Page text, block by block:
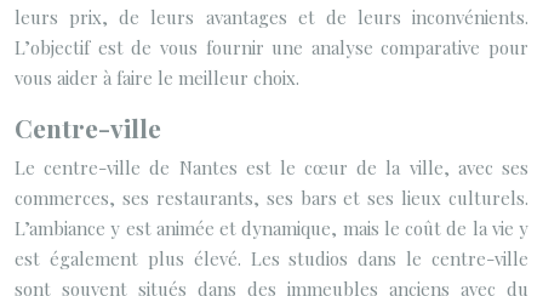
leurs prix, de leurs avantages et de leurs inconvénients.
L’objectif est de vous fournir une analyse comparative pour
vous aider à faire le meilleur choix.
Centre-ville
Le centre-ville de Nantes est le cœur de la ville, avec ses
commerces, ses restaurants, ses bars et ses lieux culturels.
L’ambiance y est animée et dynamique, mais le coût de la vie y
est également plus élevé. Les studios dans le centre-ville
sont souvent situés dans des immeubles anciens avec du